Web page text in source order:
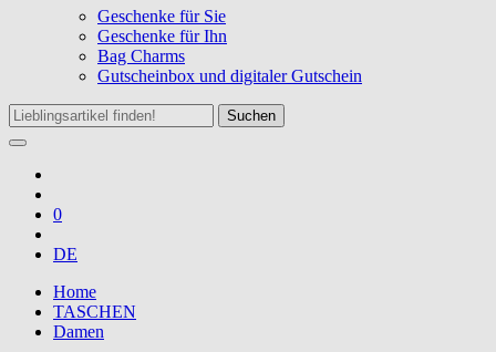
Geschenke für Sie
Geschenke für Ihn
Bag Charms
Gutscheinbox und digitaler Gutschein
Suchen
0
DE
Home
TASCHEN
Damen